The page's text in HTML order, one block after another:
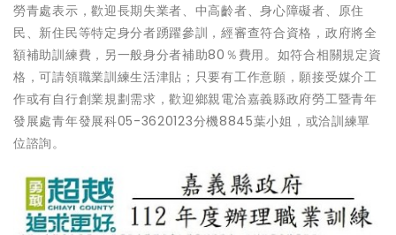
勞青處表示，歡迎長期失業者、中高齡者、身心障礙者、原住
民、新住民等特定身分者踴躍參訓，經審查符合資格，政府將全
額補助訓練費，另一般身分者補助80％費用。如符合相關規定資
格，可請領職業訓練生活津貼；只要有工作意願，願接受媒介工
作或有自行創業規劃需求，歡迎鄉親電洽嘉義縣政府勞工暨青年
發展處青年發展科05-3620123分機8845葉小姐，或洽訓練單
位諮詢。